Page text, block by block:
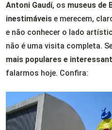
Antoni Gaudí, os museus de
inestimáveis e merecem,
e não conhecer o lado
não é uma visita completa.
mais populares e
falarmos hoje. Confira: